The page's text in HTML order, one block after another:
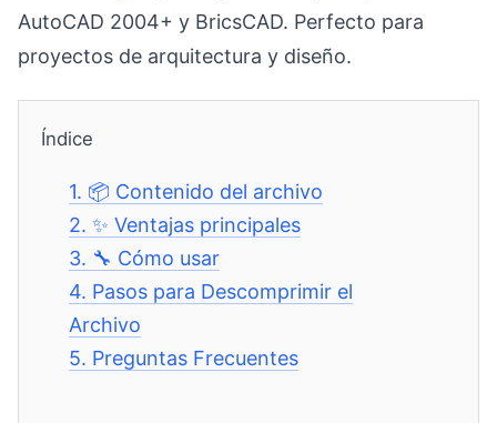
AutoCAD 2004+ y BricsCAD. Perfecto para
proyectos de arquitectura y diseño.
Índice
1. 📦 Contenido del archivo
2.✨ Ventajas principales
3. 🔧 Cómo usar
4. Pasos para Descomprimir el
Archivo
5. Preguntas Frecuentes